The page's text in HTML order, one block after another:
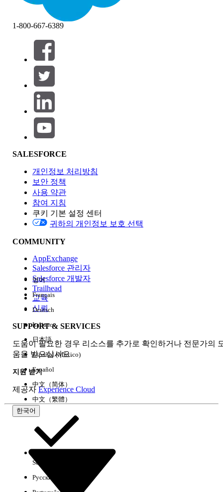
필터 (0)
필터 선택
제품 영역
기능 영향
Edition
경험
1-800-667-6389
SALESFORCE
개인정보 처리방침
보안 정책
사용 약관
참여 지침
쿠키 기본 설정 센터
귀하의 개인정보 보호 선택
COMMUNITY
AppExchange
Salesforce 관리자
Salesforce 개발자
Trailhead
교육
신뢰
SUPPORT & SERVICES
도움이 필요한 경우 리소스를 추가로 확인하거나 전문가의
움을 받으십시오.
지원 받기
제공자 Experience Cloud
한국어
영어
Français
Deutsch
Italiano
日本語
Español (México)
Español
中文（简体）
中文（繁體）
Select Org
Русский